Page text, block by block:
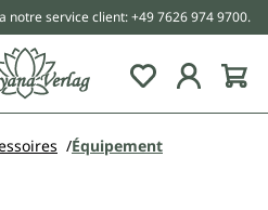
notre service client: +49 7626 974 9700.
Équipement